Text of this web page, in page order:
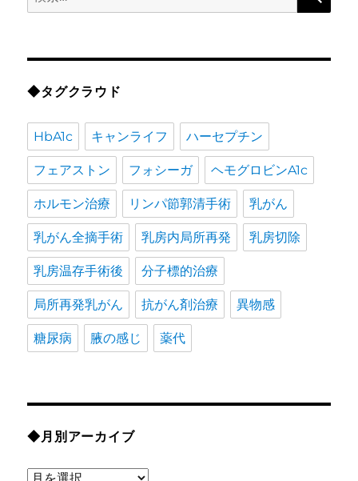
索:
◆タグクラウド
HbA1c キャンライフ ハーセプチン
フェアストン フォシーガ ヘモグロビンA1c
ホルモン治療 リンパ節郭清手術 乳がん
乳がん全摘手術 乳房内局所再発 乳房切除
乳房温存手術後 分子標的治療
局所再発乳がん 抗がん剤治療 異物感
糖尿病 腋の感じ 薬代
◆月別アーカイブ
◆